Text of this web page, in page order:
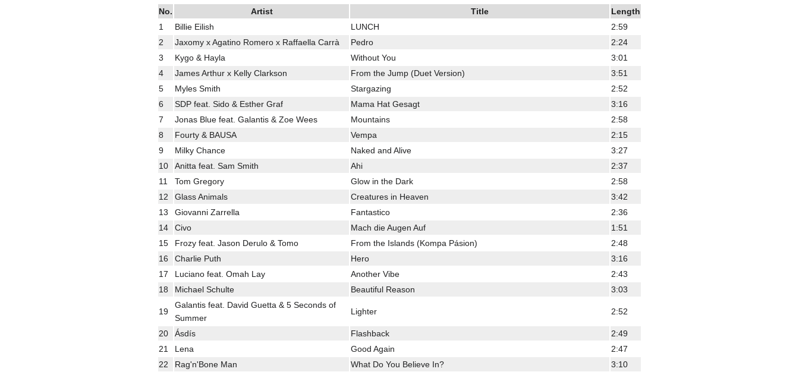
No. Artist Title
Length
1
Billie Eilish LUNCH
2:59
2
Jaxomy x Agatino Romero x Raffaella Carrà Pedro
2:24
3
Kygo & Hayla Without You
3:01
4
James Arthur x Kelly Clarkson From the Jump (Duet Version)
3:51
5
Myles Smith Stargazing
2:52
6
SDP feat. Sido & Esther Graf Mama Hat Gesagt
3:16
7
Jonas Blue feat. Galantis & Zoe Wees Mountains
2:58
8
Fourty & BAUSA Vempa
2:15
9
Milky Chance Naked and Alive
3:27
10
Anitta feat. Sam Smith Ahi
2:37
11
Tom Gregory Glow in the Dark
2:58
12
Glass Animals Creatures in Heaven
3:42
13
Giovanni Zarrella Fantastico
2:36
14
Civo Mach die Augen Auf
1:51
15
Frozy feat. Jason Derulo & Tomo From the Islands (Kompa Pásion)
2:48
16
Charlie Puth Hero
3:16
17
Luciano feat. Omah Lay Another Vibe
2:43
18
Michael Schulte Beautiful Reason 3:03
19
Galantis feat. David Guetta & 5 Seconds of
Summer
Lighter 2:52
20 Ásdís Flashback
2:49
21
Lena Good Again
2:47
22
Rag'n'Bone Man What Do You Believe In?
3:10